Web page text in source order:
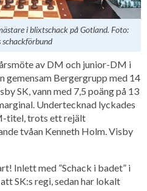
i blixtschack på Gotland. Foto:
schackförbund
av DM och junior-DM i
gemensam Bergergrupp med 14
SK, vann med 7,5 poäng på 13
Undertecknad lyckades
titel, trots ett rejält
tvåan Kenneth Holm. Visby
Inlett med ”Schack i badet” i
SK:s regi, sedan har lokalt